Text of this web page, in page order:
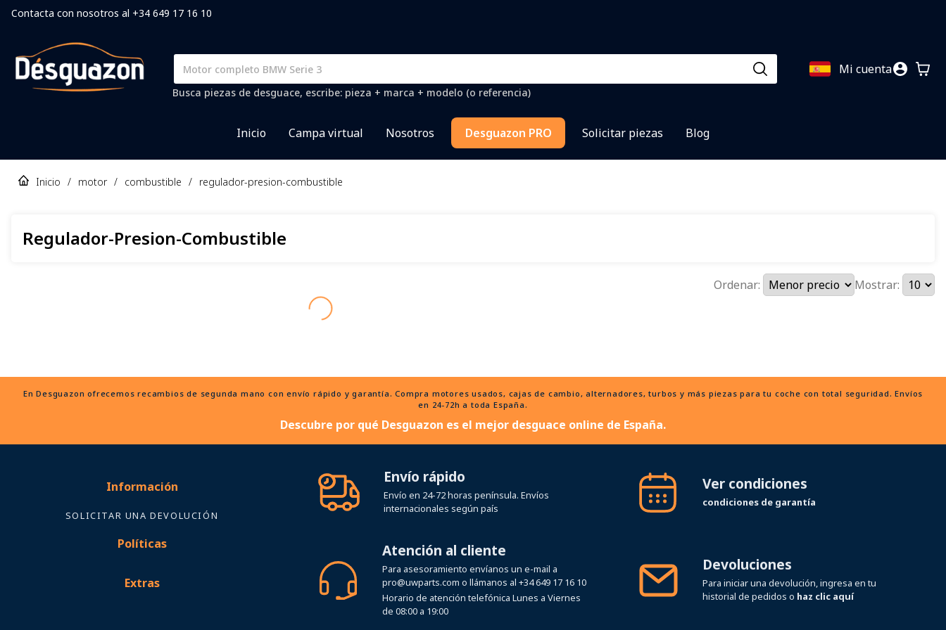
Contacta con nosotros al +34 649 17 16 10
Busca piezas de desguace, escribe: pieza + marca + modelo (o referencia)
Mi cuenta
Inicio Campa virtual Nosotros Desguazon PRO Solicitar piezas Blog
Inicio / motor / combustible / regulador-presion-combustible
Regulador-Presion-Combustible
Ordenar: Mostrar:
En Desguazon ofrecemos recambios de segunda mano con envío rápido y garantía. Compra motores usados, cajas de cambio, alternadores, turbos y más piezas para tu coche con total seguridad. Envíos
en 24-72h a toda España.
Descubre por qué Desguazon es el mejor desguace online de España.
Información
SOLICITAR UNA DEVOLUCIÓN
Políticas
Extras
Envío rápido
Envío en 24-72 horas península. Envíos
internacionales según país
Ver condiciones
condiciones de garantía
Atención al cliente
Para asesoramiento envíanos un e-mail a
pro@uwparts.com o llámanos al +34 649 17 16 10
Horario de atención telefónica Lunes a Viernes
de 08:00 a 19:00
Devoluciones
Para iniciar una devolución, ingresa en tu
historial de pedidos o haz clic aquí